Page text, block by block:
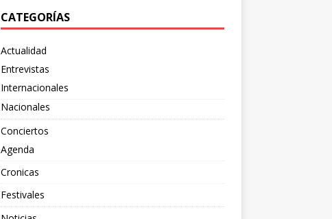
CATEGORÍAS
Actualidad
Entrevistas
Internacionales
Nacionales
Conciertos
Agenda
Cronicas
Festivales